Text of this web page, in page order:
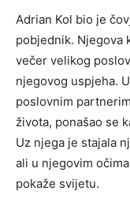
Adrian Kol bio je
pobjednik. Njegova
večer velikog
njegovog uspjeha.
poslovnim
života, ponašao se
Uz njega je stajala
ali u njegovim
pokaže svijetu.